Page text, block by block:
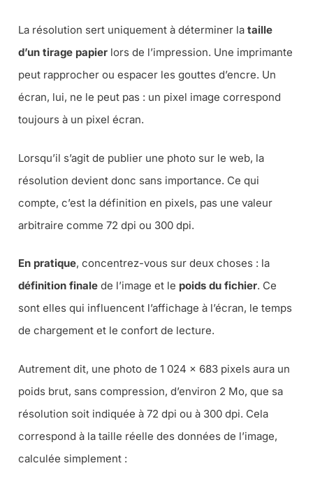
La résolution sert uniquement à déterminer la taille
d’un tirage papier lors de l’impression. Une imprimante
peut rapprocher ou espacer les gouttes d’encre. Un
écran, lui, ne le peut pas : un pixel image correspond
toujours à un pixel écran.
Lorsqu’il s’agit de publier une photo sur le web, la
résolution devient donc sans importance. Ce qui
compte, c’est la définition en pixels, pas une valeur
arbitraire comme 72 dpi ou 300 dpi.
En pratique, concentrez-vous sur deux choses : la
définition finale de l’image et le poids du fichier. Ce
sont elles qui influencent l’affichage à l’écran, le temps
de chargement et le confort de lecture.
Autrement dit, une photo de 1 024 × 683 pixels aura un
poids brut, sans compression, d’environ 2 Mo, que sa
résolution soit indiquée à 72 dpi ou à 300 dpi. Cela
correspond à la taille réelle des données de l’image,
calculée simplement :